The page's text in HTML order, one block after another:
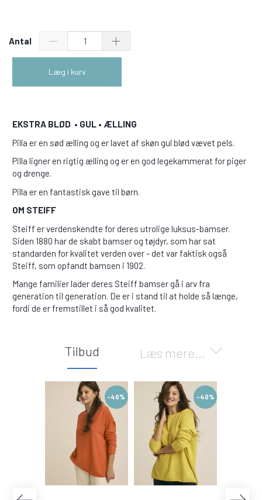
Antal
Læg i kurv
EKSTRA BLØD • GUL • ÆLLING
Pilla er en sød ælling og er lavet af skøn gul blød vævet pels.
Pilla ligner en rigtig ælling og er en god legekammerat for piger
og drenge.
Pilla er en fantastisk gave til børn.
OM STEIFF
Steiff er verdenskendte for deres utrolige luksus-bamser.
Siden 1880 har de skabt bamser og tøjdyr, som har sat
standarden for kvalitet verden over - det var faktisk også
Steiff, som opfandt bamsen i 1902.
Mange familier lader deres Steiff bamser gå i arv fra
generation til generation. De er i stand til at holde så længe,
fordi de er fremstillet i så god kvalitet.
Læs mere...
Tilbud
-40% -40%